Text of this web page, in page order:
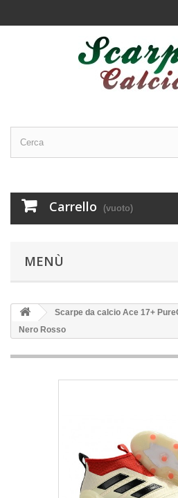
Carrello (vuoto)
MENÙ
Scarpe da calcio Ace 17+
Nero Rosso